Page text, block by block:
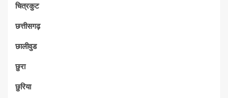
चित्रकुट
छत्तीसगढ़
छालीवुड
छुरा
छुरिया